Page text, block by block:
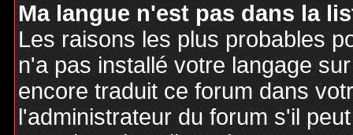
Ma langue n'est pas dans la
Les raisons les plus probables
n'a pas installé votre langage
encore traduit ce forum dans
l'administrateur du forum s'il